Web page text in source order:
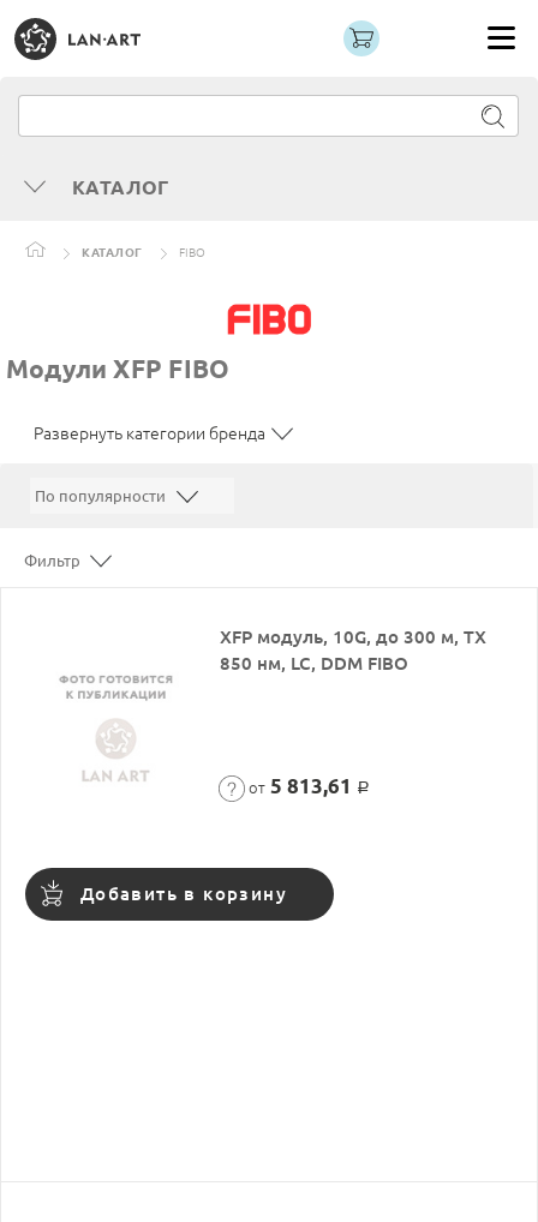
КАТАЛОГ
КАТАЛОГ FIBO
Модули XFP FIBO
Развернуть категории бренда
Фильтр
XFP модуль, 10G, до 300 м, TX
850 нм, LC, DDM FIBO
от 5 813,61 Р
Добавить в корзину